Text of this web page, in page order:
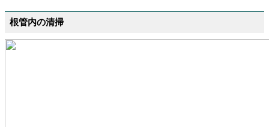
根管内の清掃